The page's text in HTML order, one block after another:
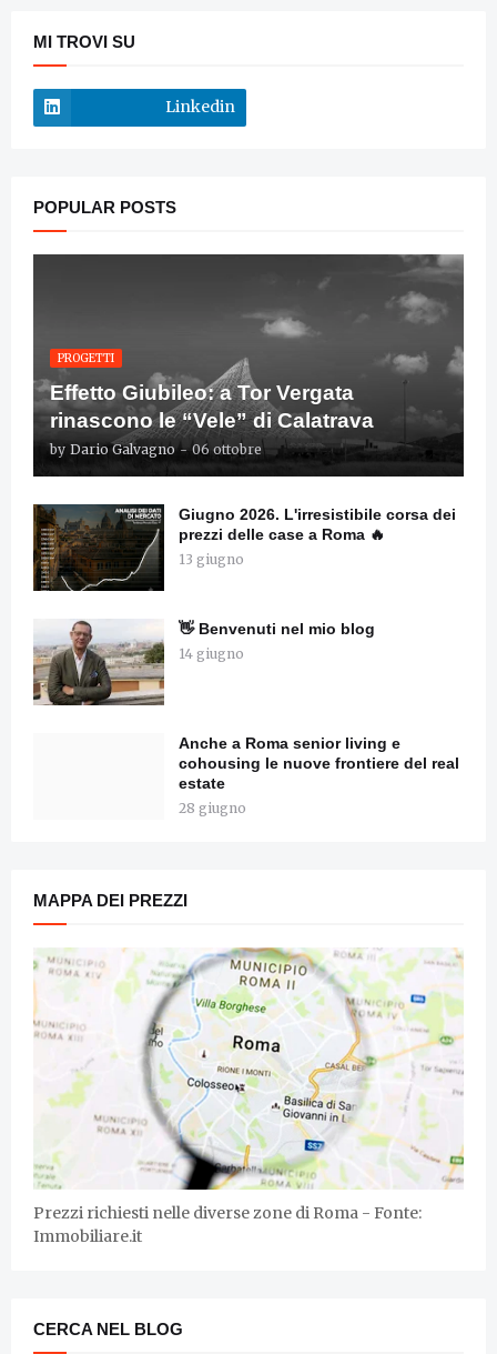
MI TROVI SU
Linkedin
POPULAR POSTS
PROGETTI
Effetto Giubileo: a Tor Vergata
rinascono le “Vele” di Calatrava
by Dario Galvagno - 06 ottobre
Giugno 2026. L'irresistibile corsa dei
prezzi delle case a Roma 🔥
13 giugno
👋 Benvenuti nel mio blog
14 giugno
Anche a Roma senior living e
cohousing le nuove frontiere del real
estate
28 giugno
MAPPA DEI PREZZI
Prezzi richiesti nelle diverse zone di Roma - Fonte:
Immobiliare.it
CERCA NEL BLOG